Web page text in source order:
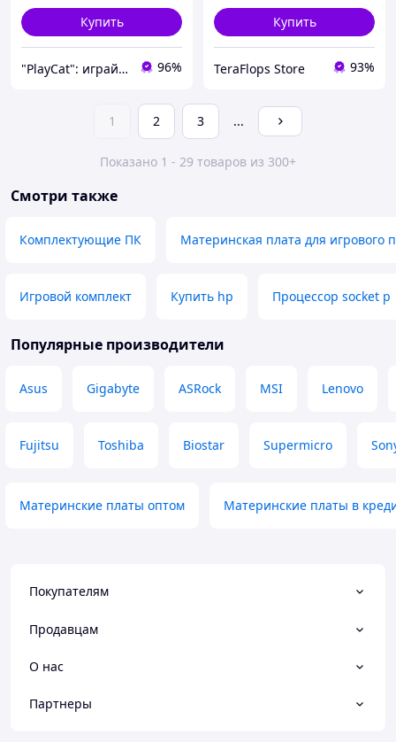
Купить
"PlayCat": играй на максимум! 96%
Купить
TeraFlops Store 93%
1 2 3 ...
Показано 1 - 29 товаров из 300+
Смотри также
Комплектующие ПК Материнская плата для игрового
Игровой комплект Купить hp Процессор socket p
Популярные производители
Asus Gigabyte ASRock MSI Lenovo
Fujitsu Toshiba Biostar Supermicro
Материнские платы оптом Материнские платы в
Покупателям
Продавцам
О нас
Партнеры